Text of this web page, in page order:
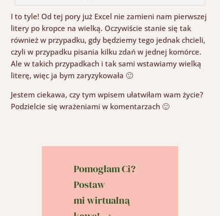
I to tyle! Od tej pory już Excel nie zamieni nam pierwszej
litery po kropce na wielką. Oczywiście stanie się tak
również w przypadku, gdy będziemy tego jednak chcieli,
czyli w przypadku pisania kilku zdań w jednej komórce.
Ale w takich przypadkach i tak sami wstawiamy wielką
literę, więc ja bym zaryzykowała 🙂
Jestem ciekawa, czy tym wpisem ułatwiłam wam życie?
Podzielcie się wrażeniami w komentarzach 🙂
Pomogłam Ci?
Postaw
mi wirtualną